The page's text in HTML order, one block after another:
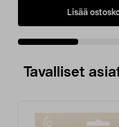
Lisää
Tavalliset